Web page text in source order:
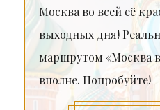
Москва во всей её
выходных дня!
маршрутом «Москва
вполне. Попробуйте!